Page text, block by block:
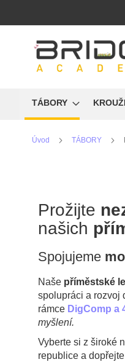
na
TÁBORY
Úvod TÁBORY
Prožijte
našich
Spojujeme
Naše příměstské
spolupráci a rozvoj
rámce DigComp a
myšlení.
Vyberte si z široké
republice a